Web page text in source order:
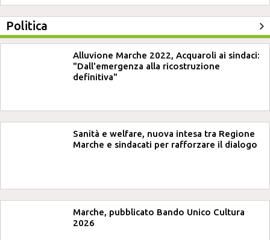
Politica
Alluvione Marche 2022, Acquaroli ai sindaci:
"Dall'emergenza alla ricostruzione
definitiva"
Sanità e welfare, nuova intesa tra Regione
Marche e sindacati per rafforzare il dialogo
Marche, pubblicato Bando Unico Cultura
2026